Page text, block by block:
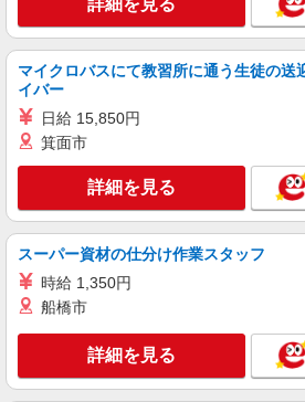
愛知県岡崎市栄町5-
キープ
アルバイト パート
すき家 248号岡崎岩津店
すき家の店舗スタッ
ど）
時給1,180円
高校生時給1,150円 ※早
＋150円愛知県岡崎市岩津町
パート
すき家 岡崎戸崎新町店
詳細を見る
マイクロバスにて教習所に通う生徒の送
イバー
日給 15,850円
箕面市
詳細を見る
スーパー資材の仕分け作業スタッフ
時給 1,350円
船橋市
詳細を見る